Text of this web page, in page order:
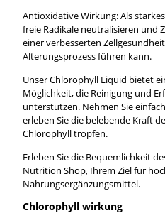
Antioxidative Wirkung: Als
freie Radikale neutralisieren und
einer verbesserten
Alterungsprozess führen kann.
Unser Chlorophyll Liquid bietet
Möglichkeit, die Reinigung und
unterstützen. Nehmen Sie
erleben Sie die belebende Kraft
Chlorophyll tropfen.
Erleben Sie die Bequemlichkeit
Nutrition Shop, Ihrem Ziel für
Nahrungsergänzungsmittel.
Chlorophyll wirkung